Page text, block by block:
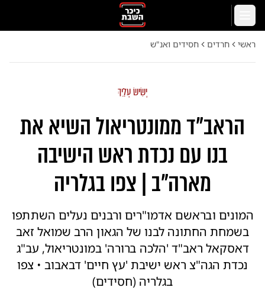
דלג לתוכן הראשי
ראשי חרדים חסידים ואנ"ש
יָשִׂישׂ עָלַיִךְ
הראב"ד ממונטריאול השיא את
בנו עם נכדת ראש הישיבה
מארה"ב | צפו בגלריה
המונים ובראשם אדמו"רים ורבנים נעלים השתתפו
בשמחת החתונה לבנו של הגאון הרב שמואל זאב
דאסקאל ראב"ד 'הלכה ברורה' במונטריאול, עב"ג
נכדת הגה"צ ראש ישיבת 'עץ חיים' דבאבוב • צפו
בגלריה (חסידים)